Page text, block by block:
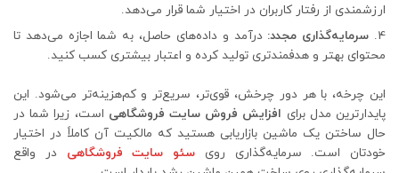
ارزشمندی از رفتار کاربران در اختیار شما قرار می‌دهد.
سرمایه‌گذاری مجدد: درآمد و داده‌های حاصل، به شما اجازه می‌دهد تا
محتوای بهتر و هدفمندتری تولید کرده و اعتبار بیشتری کسب کنید.
این چرخه، با هر دور چرخش، قوی‌تر، سریع‌تر و کم‌هزینه‌تر می‌شود. این
پایدارترین مدل برای افزایش فروش سایت فروشگاهی است، زیرا شما در
حال ساختن یک ماشین بازاریابی هستید که مالکیت آن کاملاً در اختیار
خودتان است. سرمایه‌گذاری روی سئو سایت فروشگاهی در واقع